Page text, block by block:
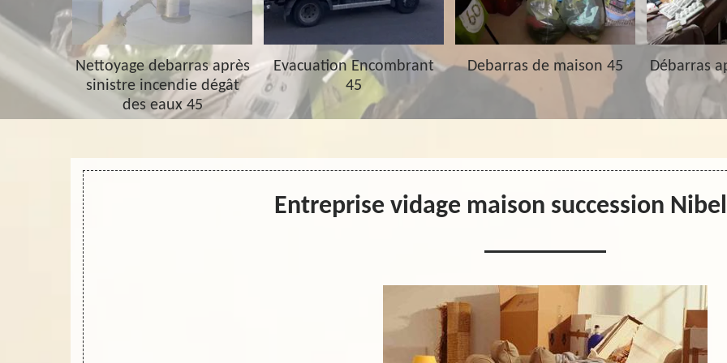
Nettoyage debarras après
sinistre incendie dégât
des eaux 45
Evacuation Encombrant
45
Debarras de maison 45 Débarras
Entreprise vidage maison succession